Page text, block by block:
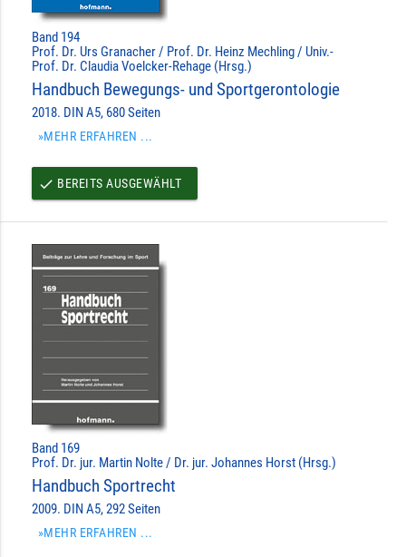
Band 194
Prof. Dr. Urs Granacher / Prof. Dr. Heinz Mechling / Univ.-
Prof. Dr. Claudia Voelcker-Rehage (Hrsg.)
Handbuch Bewegungs- und Sportgerontologie
2018. DIN A5, 680 Seiten
»MEHR ERFAHREN ...
done BEREITS AUSGEWÄHLT
Band 169
Prof. Dr. jur. Martin Nolte / Dr. jur. Johannes Horst (Hrsg.)
Handbuch Sportrecht
2009. DIN A5, 292 Seiten
»MEHR ERFAHREN ...